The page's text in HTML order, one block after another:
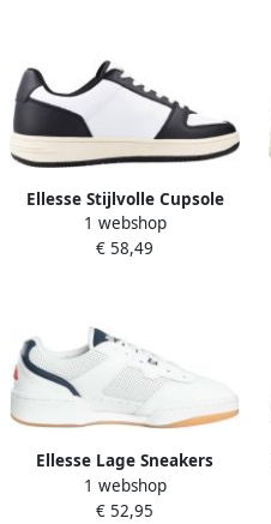
Ellesse Stijlvolle Cupsole
Sneakers voor Mannen
White Heren
1 webshop
€ 58,49
Ellesse Lage Sneakers
Piacentino 2.0 lederen
sneakers
1 webshop
€ 52,95